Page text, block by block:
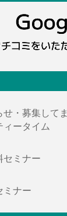
せ・募集して
ータイム
セミナー
ミナー